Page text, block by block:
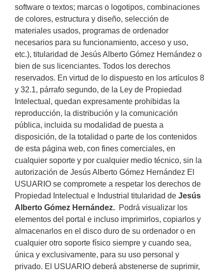
software o textos; marcas o logotipos, combinaciones
de colores, estructura y diseño, selección de
materiales usados, programas de ordenador
necesarios para su funcionamiento, acceso y uso,
etc.), titularidad de Jesús Alberto Gómez Hernández o
bien de sus licenciantes. Todos los derechos
reservados. En virtud de lo dispuesto en los artículos 8
y 32.1, párrafo segundo, de la Ley de Propiedad
Intelectual, quedan expresamente prohibidas la
reproducción, la distribución y la comunicación
pública, incluida su modalidad de puesta a
disposición, de la totalidad o parte de los contenidos
de esta página web, con fines comerciales, en
cualquier soporte y por cualquier medio técnico, sin la
autorización de Jesús Alberto Gómez Hernández El
USUARIO se compromete a respetar los derechos de
Propiedad Intelectual e Industrial titularidad de Jesús
Alberto Gómez Hernández. Podrá visualizar los
elementos del portal e incluso imprimirlos, copiarlos y
almacenarlos en el disco duro de su ordenador o en
cualquier otro soporte físico siempre y cuando sea,
única y exclusivamente, para su uso personal y
privado. El USUARIO deberá abstenerse de suprimir,